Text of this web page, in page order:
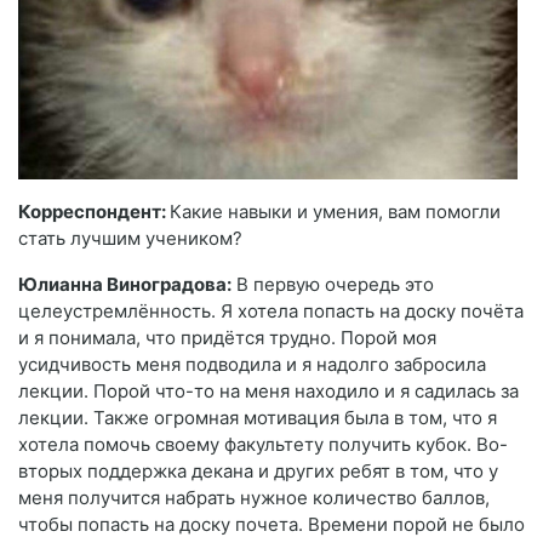
Корреспондент: Какие навыки и умения, вам помогли
стать лучшим учеником?
Юлианна Виноградова: В первую очередь это
целеустремлённость. Я хотела попасть на доску почёта
и я понимала, что придётся трудно. Порой моя
усидчивость меня подводила и я надолго забросила
лекции. Порой что-то на меня находило и я садилась за
лекции. Также огромная мотивация была в том, что я
хотела помочь своему факультету получить кубок. Во-
вторых поддержка декана и других ребят в том, что у
меня получится набрать нужное количество баллов,
чтобы попасть на доску почета. Времени порой не было